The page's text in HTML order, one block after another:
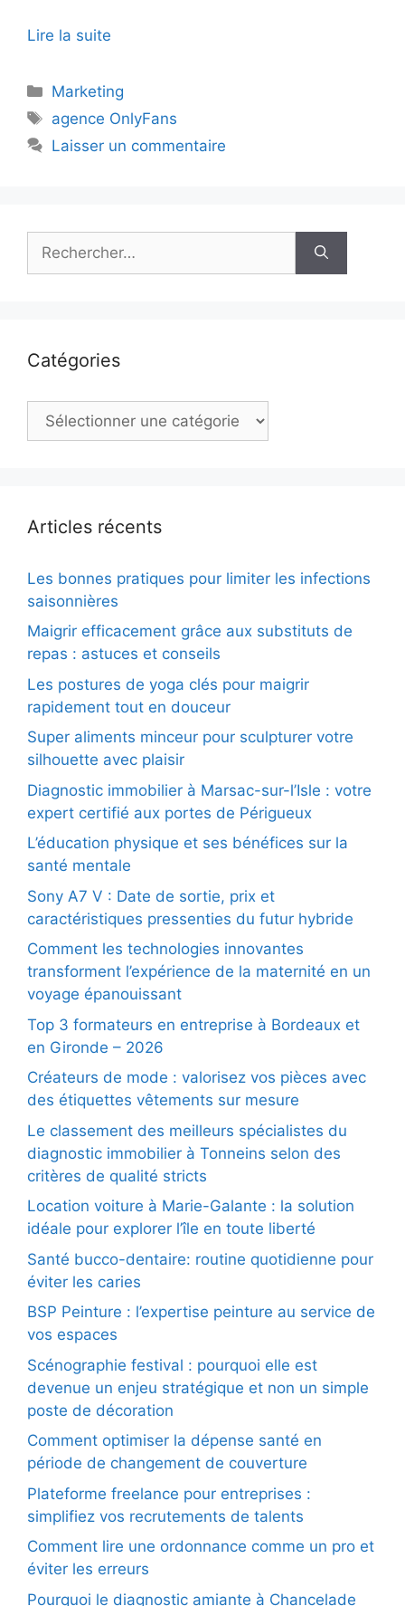
Lire la suite
Catégories
Marketing
Étiquettes
agence OnlyFans
Laisser un commentaire
Catégories
Catégories
Articles récents
Les bonnes pratiques pour limiter les infections
saisonnières
Maigrir efficacement grâce aux substituts de
repas : astuces et conseils
Les postures de yoga clés pour maigrir
rapidement tout en douceur
Super aliments minceur pour sculpturer votre
silhouette avec plaisir
Diagnostic immobilier à Marsac-sur-l’Isle : votre
expert certifié aux portes de Périgueux
L’éducation physique et ses bénéfices sur la
santé mentale
Sony A7 V : Date de sortie, prix et
caractéristiques pressenties du futur hybride
Comment les technologies innovantes
transforment l’expérience de la maternité en un
voyage épanouissant
Top 3 formateurs en entreprise à Bordeaux et
en Gironde – 2026
Créateurs de mode : valorisez vos pièces avec
des étiquettes vêtements sur mesure
Le classement des meilleurs spécialistes du
diagnostic immobilier à Tonneins selon des
critères de qualité stricts
Location voiture à Marie-Galante : la solution
idéale pour explorer l’île en toute liberté
Santé bucco-dentaire: routine quotidienne pour
éviter les caries
BSP Peinture : l’expertise peinture au service de
vos espaces
Scénographie festival : pourquoi elle est
devenue un enjeu stratégique et non un simple
poste de décoration
Comment optimiser la dépense santé en
période de changement de couverture
Plateforme freelance pour entreprises :
simplifiez vos recrutements de talents
Comment lire une ordonnance comme un pro et
éviter les erreurs
Pourquoi le diagnostic amiante à Chancelade